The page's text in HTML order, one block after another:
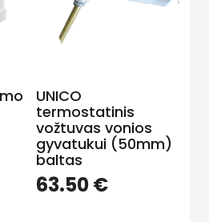
UNICO
termostatinis
vožtuvas vonios
gyvatukui (50mm)
baltas
63.50€